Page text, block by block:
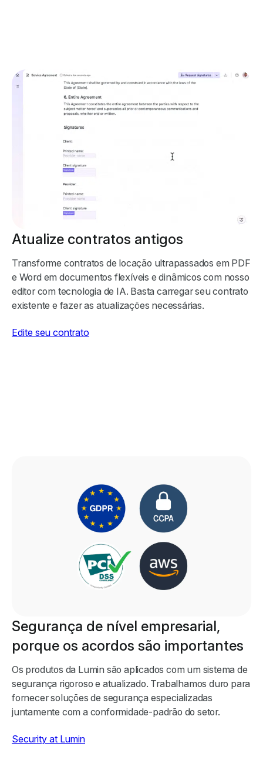
Atualize contratos antigos
Transforme contratos de locação ultrapassados em PDF
e Word em documentos flexíveis e dinâmicos com nosso
editor com tecnologia de IA. Basta carregar seu contrato
existente e fazer as atualizações necessárias.
Edite seu contrato
Segurança de nível empresarial,
porque os acordos são importantes
Os produtos da Lumin são aplicados com um sistema de
segurança rigoroso e atualizado. Trabalhamos duro para
fornecer soluções de segurança especializadas
juntamente com a conformidade-padrão do setor.
Security at Lumin